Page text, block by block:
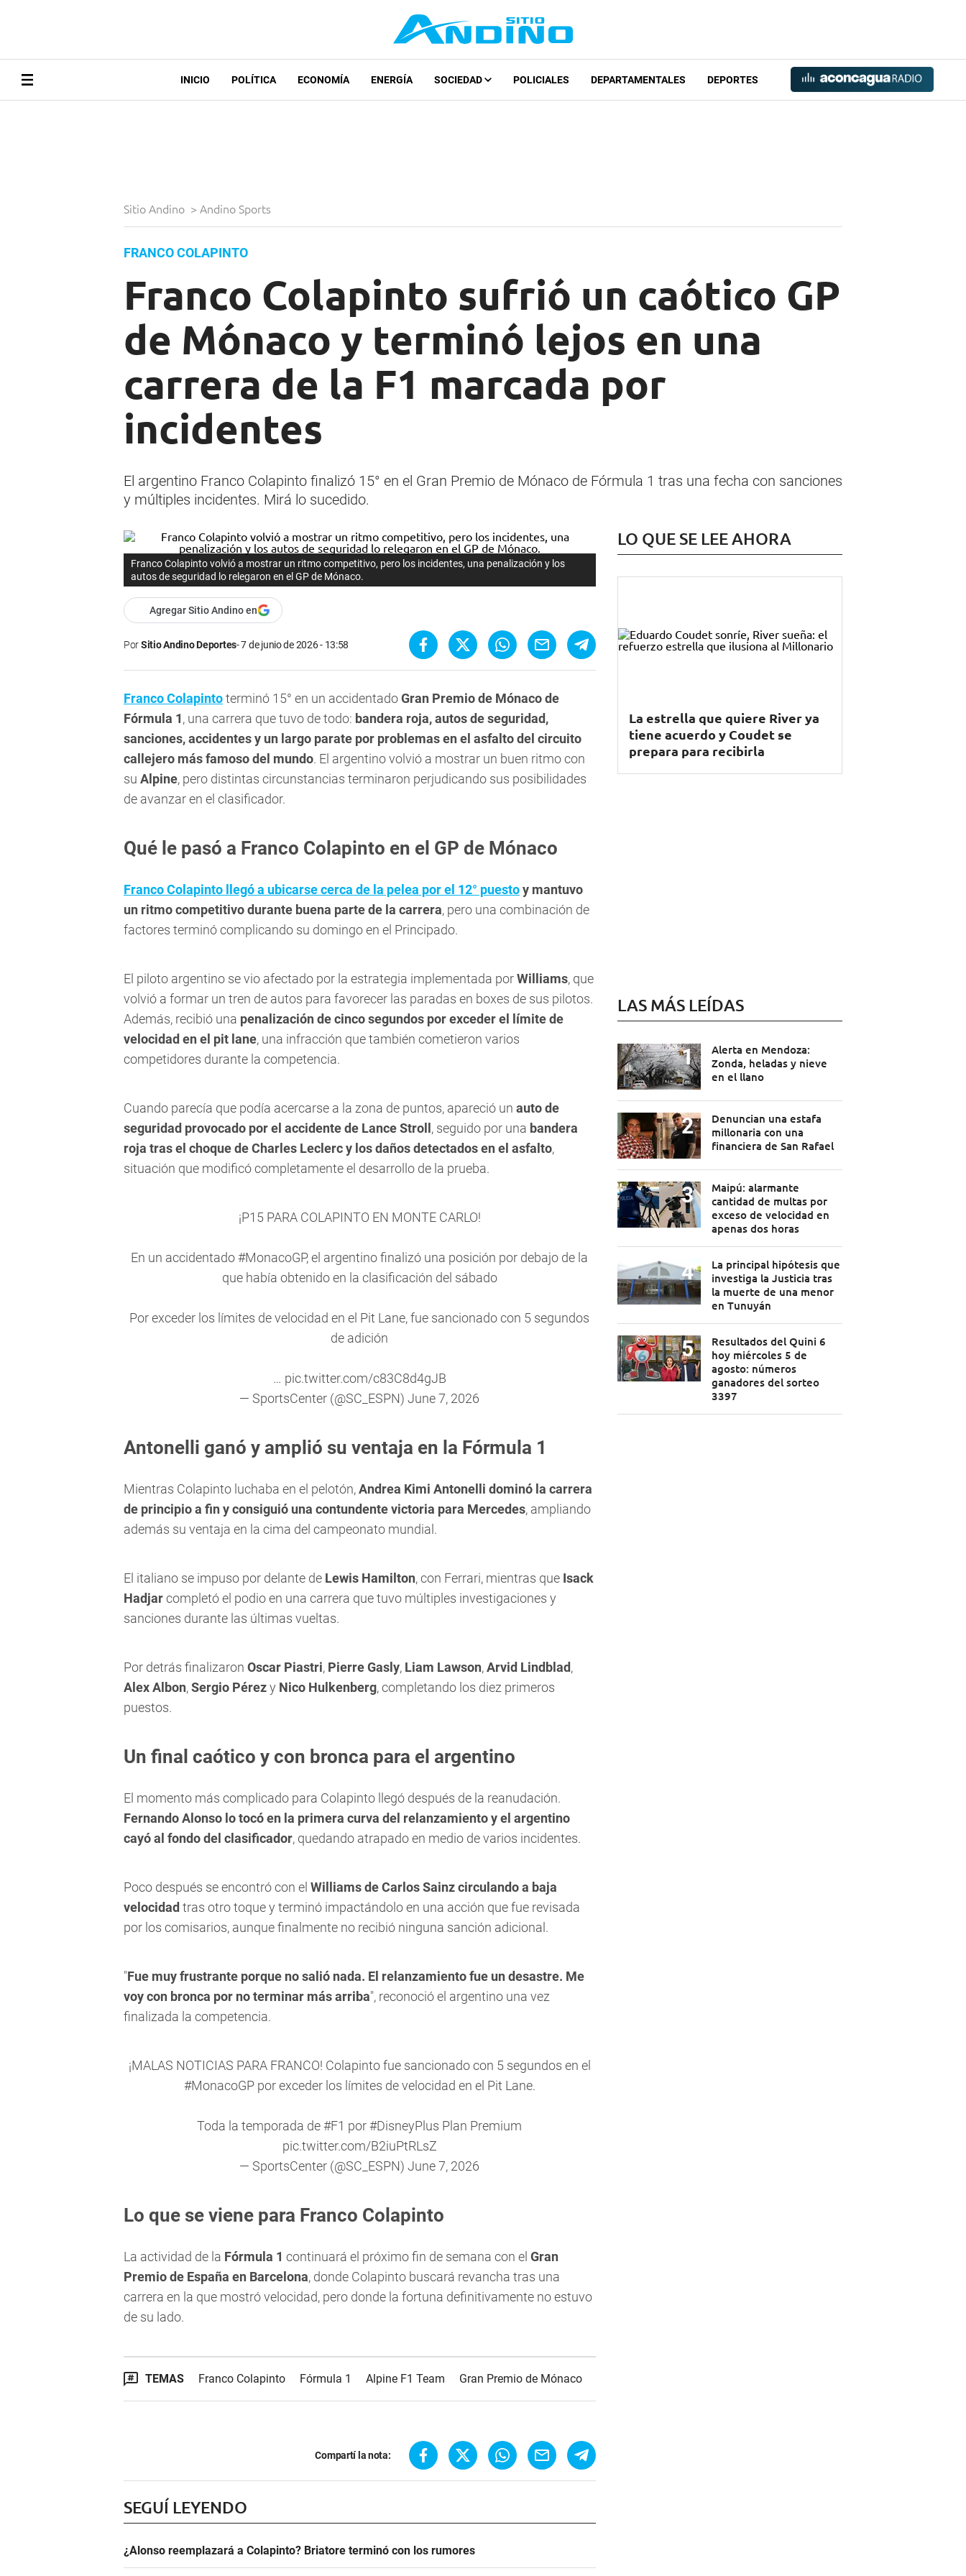
INICIO POLÍTICA ECONOMÍA ENERGÍA SOCIEDAD POLICIALES DEPARTAMENTALES DEPORTES
Sitio Andino > Andino Sports
FRANCO COLAPINTO
Franco Colapinto sufrió un caótico GP
de Mónaco y terminó lejos en una
carrera de la F1 marcada por
incidentes
El argentino Franco Colapinto finalizó 15° en el Gran Premio de Mónaco de Fórmula 1 tras una fecha con sanciones
y múltiples incidentes. Mirá lo sucedido.
Franco Colapinto volvió a mostrar un ritmo competitivo, pero los incidentes, una penalización y los
autos de seguridad lo relegaron en el GP de Mónaco.
Agregar Sitio Andino en
PorSitio Andino Deportes 7 de junio de 2026 - 13:58
Franco Colapintoterminó 15° en un accidentadoGran Premio de Mónaco de
Fórmula 1, una carrera que tuvo de todo: bandera roja, autos de seguridad,
sanciones, accidentes y un largo parate por problemas en el asfalto del circuito
callejero más famoso del mundo. El argentino volvió a mostrar un buen ritmo con
su Alpine, pero distintas circunstancias terminaron perjudicando sus posibilidades
de avanzar en el clasificador.
Qué le pasó a Franco Colapinto en el GP de Mónaco
Franco Colapinto llegó a ubicarse cerca de la pelea por el 12° puestoy mantuvo
un ritmo competitivo durante buena parte de la carrera, pero una combinación de
factores terminó complicando su domingo en el Principado.
El piloto argentino se vio afectado por la estrategia implementada porWilliams, que
volvió a formar un tren de autos para favorecer las paradas en boxes de sus pilotos.
Además, recibió una penalización de cinco segundos por exceder el límite de
velocidad en el pit lane, una infracción que también cometieron varios
competidores durante la competencia.
Cuando parecía que podía acercarse a la zona de puntos, apareció un auto de
seguridad provocado por el accidente de Lance Stroll , seguido por una bandera
roja tras el choque de Charles Leclerc y los daños detectados en el asfalto,
situación que modificó completamente el desarrollo de la prueba.
¡P15 PARA COLAPINTO EN MONTE CARLO!
En un accidentado#MonacoGP, el argentino finalizó una posición por debajo de la
que había obtenido en la clasificación del sábado
Por exceder los límites de velocidad en el Pit Lane, fue sancionado con 5 segundos
de adición
… pic.twitter.com/c83C8d4gJB
— SportsCenter (@SC_ESPN)June 7, 2026
Antonelli ganó y amplió su ventaja en la Fórmula 1
Mientras Colapinto luchaba en el pelotón,Andrea Kimi Antonelli dominó la carrera
de principio a fin y consiguió una contundente victoria para Mercedes, ampliando
además su ventaja en la cima del campeonato mundial.
El italiano se impuso por delante de Lewis Hamilton, con Ferrari, mientras que Isack
Hadjarcompletó el podio en una carrera que tuvo múltiples investigaciones y
sanciones durante las últimas vueltas.
Por detrás finalizaron Oscar Piastri, Pierre Gasly, Liam Lawson,Arvid Lindblad,
Alex Albon,Sergio Pérezy Nico Hulkenberg, completando los diez primeros
puestos.
Un final caótico y con bronca para el argentino
El momento más complicado para Colapinto llegó después de la reanudación.
Fernando Alonso lo tocó en la primera curva del relanzamiento y el argentino
cayó al fondo del clasificador, quedando atrapado en medio de varios incidentes.
Poco después se encontró con el Williams de Carlos Sainz circulando a baja
velocidad tras otro toque y terminó impactándolo en una acción que fue revisada
por los comisarios, aunque finalmente no recibió ninguna sanción adicional.
"Fue muy frustrante porque no salió nada. El relanzamiento fue un desastre. Me
voy con bronca por no terminar más arriba", reconoció el argentino una vez
finalizada la competencia.
¡MALAS NOTICIAS PARA FRANCO! Colapinto fue sancionado con 5 segundos en el
#MonacoGPpor exceder los límites de velocidad en el Pit Lane.
Toda la temporada de#F1 por#DisneyPlus Plan Premium
pic.twitter.com/B2iuPtRLsZ
— SportsCenter (@SC_ESPN)June 7, 2026
Lo que se viene para Franco Colapinto
La actividad de la Fórmula 1 continuará el próximo fin de semana con el Gran
Premio de España en Barcelona, donde Colapinto buscará revancha tras una
carrera en la que mostró velocidad, pero donde la fortuna definitivamente no estuvo
de su lado.
TEMAS Franco Colapinto Fórmula 1 Alpine F1 Team Gran Premio de Mónaco
Compartí la nota:
SEGUÍ LEYENDO
¿Alonso reemplazará a Colapinto? Briatore terminó con los rumores
LO QUE SE LEE AHORA
La estrella que quiere River ya
tiene acuerdo y Coudet se
prepara para recibirla
LAS MÁS LEÍDAS
Alerta en Mendoza:
Zonda, heladas y nieve
en el llano
Denuncian una estafa
millonaria con una
financiera de San Rafael
Maipú: alarmante
cantidad de multas por
exceso de velocidad en
apenas dos horas
La principal hipótesis que
investiga la Justicia tras
la muerte de una menor
en Tunuyán
Resultados del Quini 6
hoy miércoles 5 de
agosto: números
ganadores del sorteo
3397